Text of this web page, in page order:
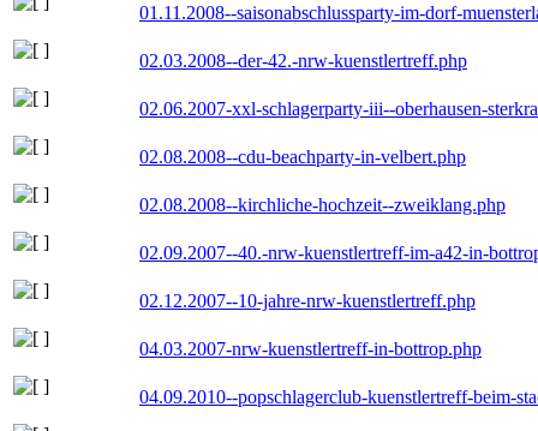
01.11.2008--saisonabschlussparty-im-dorf-
02.03.2008--der-42.-nrw-kuenstlertreff.php
02.06.2007-xxl-schlagerparty-iii--oberhausen-
02.08.2008--cdu-beachparty-in-velbert.php
02.08.2008--kirchliche-hochzeit--zweiklang.php
02.09.2007--40.-nrw-kuenstlertreff-im-a42-in-
02.12.2007--10-jahre-nrw-kuenstlertreff.php
04.03.2007-nrw-kuenstlertreff-in-bottrop.php
04.09.2010--popschlagerclub-kuenstlertreff-beim-